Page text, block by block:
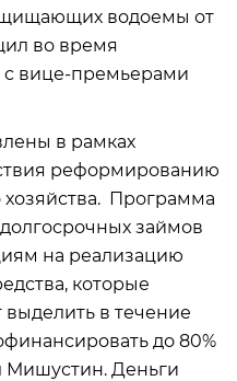
водоемы от
во время
с вице-премьерами
в рамках
реформированию
Программа
займов
на реализацию
которые
выделить в течение
до 80%
Мишустин. Деньги